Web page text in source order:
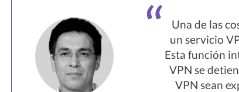
Una de las
un servicio
Esta función
VPN se
VPN sean